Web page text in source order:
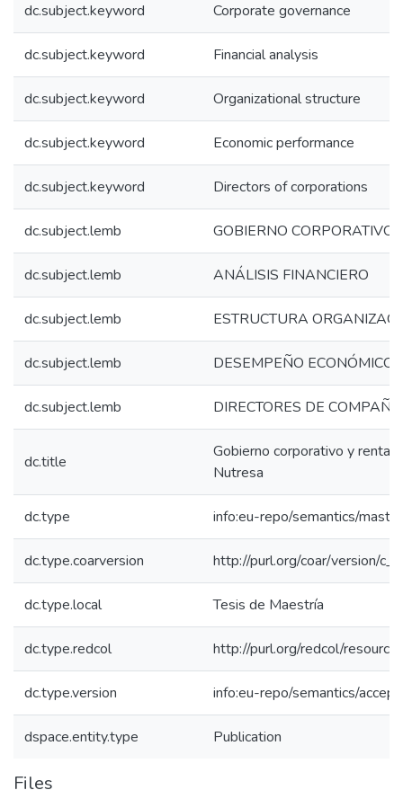
dc.subject.keyword Corporate governance
dc.subject.keyword Financial analysis
dc.subject.keyword Organizational structure
dc.subject.keyword Economic performance
dc.subject.keyword Directors of corporations
dc.subject.lemb GOBIERNO CORPORATIVO
dc.subject.lemb ANÁLISIS FINANCIERO
dc.subject.lemb ESTRUCTURA
dc.subject.lemb DESEMPEÑO ECONÓMICO
dc.subject.lemb DIRECTORES DE
dc.title
Gobierno corporativo y
Nutresa
dc.type info:eu-repo/semantics/
dc.type.coarversion http://purl.org/coar/version/
dc.type.local Tesis de Maestría
dc.type.redcol http://purl.org/redcol/
dc.type.version info:eu-repo/semantics/
dspace.entity.type Publication
Files